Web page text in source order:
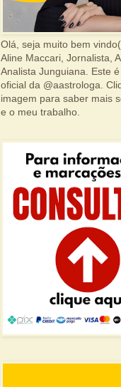
Olá, seja muito bem
Aline Maccari, Jornalista,
Analista Junguiana. Este
oficial da @aastrologa.
imagem para saber mais
e o meu trabalho.